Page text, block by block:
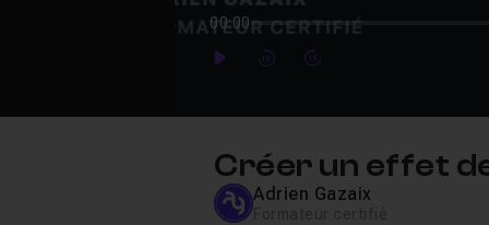
00:00
ForwardForward
Créer un effet
Adrien Gazaix